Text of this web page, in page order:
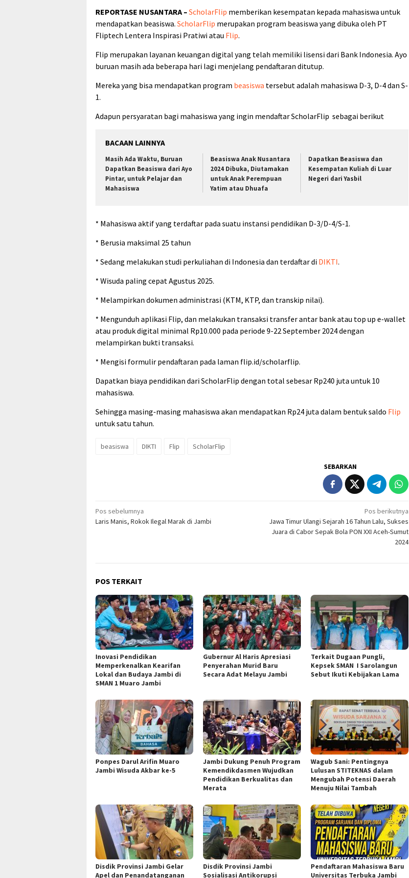
REPORTASE NUSANTARA – ScholarFlip memberikan kesempatan kepada mahasiswa untuk
mendapatkan beasiswa. ScholarFlip merupakan program beasiswa yang dibuka oleh PT
Fliptech Lentera Inspirasi Pratiwi atau Flip.
Flip merupakan layanan keuangan digital yang telah memiliki lisensi dari Bank Indonesia. Ayo
buruan masih ada beberapa hari lagi menjelang pendaftaran ditutup.
Mereka yang bisa mendapatkan program beasiswa tersebut adalah mahasiswa D-3, D-4 dan S-
1.
Adapun persyaratan bagi mahasiswa yang ingin mendaftar ScholarFlip sebagai berikut
BACAAN LAINNYA
Masih Ada Waktu, Buruan
Dapatkan Beasiswa dari Ayo
Pintar, untuk Pelajar dan
Mahasiswa
Beasiswa Anak Nusantara
2024 Dibuka, Diutamakan
untuk Anak Perempuan
Yatim atau Dhuafa
Dapatkan Beasiswa dan
Kesempatan Kuliah di Luar
Negeri dari Yasbil
* Mahasiswa aktif yang terdaftar pada suatu instansi pendidikan D-3/D-4/S-1.
* Berusia maksimal 25 tahun
* Sedang melakukan studi perkuliahan di Indonesia dan terdaftar di DIKTI.
* Wisuda paling cepat Agustus 2025.
* Melampirkan dokumen administrasi (KTM, KTP, dan transkip nilai).
* Mengunduh aplikasi Flip, dan melakukan transaksi transfer antar bank atau top up e-wallet
atau produk digital minimal Rp10.000 pada periode 9-22 September 2024 dengan
melampirkan bukti transaksi.
* Mengisi formulir pendaftaran pada laman flip.id/scholarflip.
Dapatkan biaya pendidikan dari ScholarFlip dengan total sebesar Rp240 juta untuk 10
mahasiswa.
Sehingga masing-masing mahasiswa akan mendapatkan Rp24 juta dalam bentuk saldo Flip
untuk satu tahun.
beasiswa DIKTI Flip ScholarFlip
SEBARKAN
Navigasi
pos
Pos sebelumnya
Laris Manis, Rokok Ilegal Marak di Jambi
Pos berikutnya
Jawa Timur Ulangi Sejarah 16 Tahun Lalu, Sukses
Juara di Cabor Sepak Bola PON XXI Aceh-Sumut
2024
POS TERKAIT
Inovasi Pendidikan
Memperkenalkan Kearifan
Lokal dan Budaya Jambi di
SMAN 1 Muaro Jambi
Gubernur Al Haris Apresiasi
Penyerahan Murid Baru
Secara Adat Melayu Jambi
Terkait Dugaan Pungli,
Kepsek SMAN I Sarolangun
Sebut Ikuti Kebijakan Lama
Ponpes Darul Arifin Muaro
Jambi Wisuda Akbar ke-5
Jambi Dukung Penuh Program
Kemendikdasmen Wujudkan
Pendidikan Berkualitas dan
Merata
Wagub Sani: Pentingnya
Lulusan STITEKNAS dalam
Mengubah Potensi Daerah
Menuju Nilai Tambah
Disdik Provinsi Jambi Gelar
Apel dan Penandatanganan
Disdik Provinsi Jambi
Sosialisasi Antikorupsi
Pendaftaran Mahasiswa Baru
Universitas Terbuka Jambi